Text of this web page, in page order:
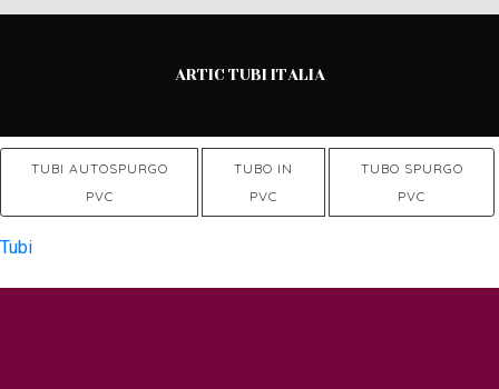
ARTIC TUBI ITALIA
TUBI AUTOSPURGO
PVC
TUBO IN
PVC
TUBO SPURGO
PVC
Tubi